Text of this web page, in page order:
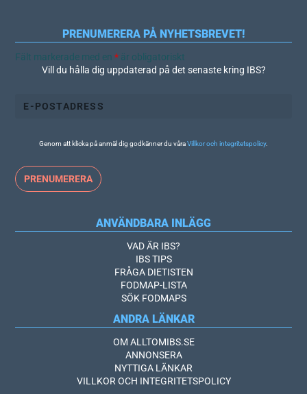
PRENUMERERA PÅ NYHETSBREVET!
Fält markerade med en* är obligatoriskt
Vill du hålla dig uppdaterad på det senaste kring IBS?
Genom att klicka på anmäl dig godkänner du våraVillkor och integritetspolicy.
ANVÄNDBARA INLÄGG
VAD ÄR IBS?
IBS TIPS
FRÅGA DIETISTEN
FODMAP-LISTA
SÖK FODMAPS
ANDRA LÄNKAR
OM ALLTOMIBS.SE
ANNONSERA
NYTTIGA LÄNKAR
VILLKOR OCH INTEGRITETSPOLICY